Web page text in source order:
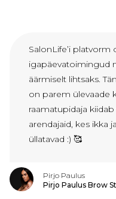
SalonLife’i
igapäevatoimingud
äärmiselt lihtsaks.
on parem ülevaade
raamatupidaja
arendajaid, kes ikka
üllatavad :) 🥰
Pirjo Paulus
Pirjo Paulus Brow